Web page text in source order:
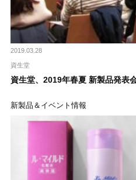
2019.03.28
資生堂
資生堂、2019年春夏 新製品発表
新製品＆イベント情報